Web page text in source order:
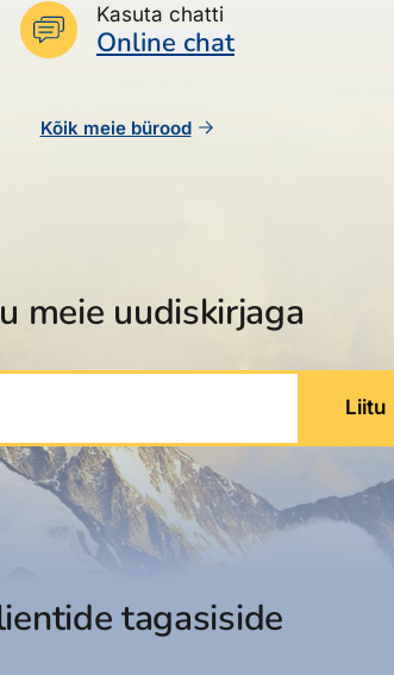
Kasuta chatti
Online chat
Kõik meie bürood
meie uudiskirjaga
Liitu
tagasiside